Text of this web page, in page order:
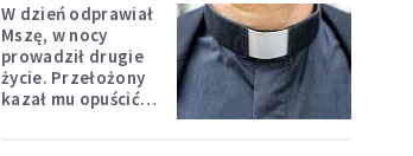
W dzień odprawiał
Mszę, w nocy
prowadził drugie
życie. Przełożony
kazał mu opuścić